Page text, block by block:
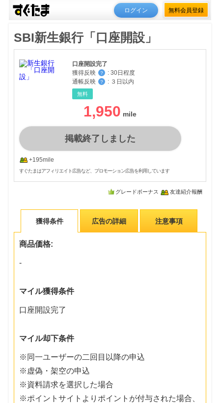
ログイン 無料会員登録
SBI新生銀行「口座開設」
口座開設完了
獲得反映
？ : 30日程度
通帳反映
？ : ３日以内
無料
1,950
掲載終了しました
+195mile
すぐたまはアフィリエイト広告など、プロモーション広告を利用しています
グレードボーナス 友達紹介報酬
獲得条件 広告の詳細 注意事項
商品価格:
-
マイル獲得条件
口座開設完了
マイル却下条件
※同一ユーザーの二回目以降の申込
※虚偽・架空の申込
※資料請求を選択した場合
※ポイントサイトよりポイントが付与された場合、